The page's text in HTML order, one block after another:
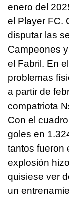
enero del
el Player FC.
disputar las
Campeones
el Fabril. En
problemas
a partir de
compatriota
Con el
goles en
tantos fueron
explosión
quisiese ver
un